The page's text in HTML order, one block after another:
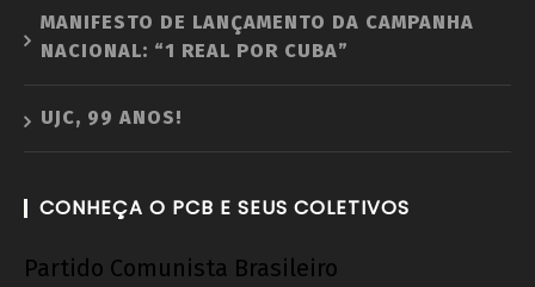
MANIFESTO DE LANÇAMENTO DA CAMPANHA
NACIONAL: “1 REAL POR CUBA”
UJC, 99 ANOS!
CONHEÇA O PCB E SEUS COLETIVOS
Partido Comunista Brasileiro